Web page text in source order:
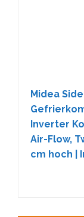
Midea
Inverter
Air-Flow,
cm hoch |